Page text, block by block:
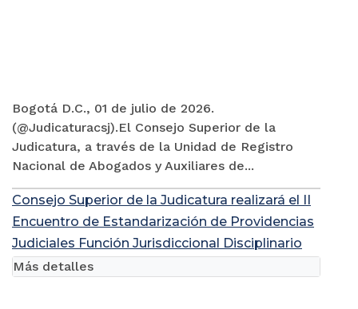
Bogotá D.C., 01 de julio de 2026.
(@Judicaturacsj).El Consejo Superior de la
Judicatura, a través de la Unidad de Registro
Nacional de Abogados y Auxiliares de...
Consejo Superior de la Judicatura realizará el II
Encuentro de Estandarización de Providencias
Judiciales Función Jurisdiccional Disciplinario
Más detalles